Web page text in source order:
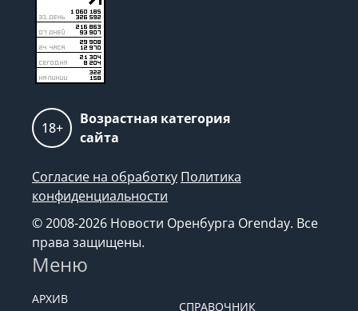
Согласие на обработку
конфиденциальности
© 2008-2026 Новости Оренбурга Orenday. Все
права защищены.
Меню